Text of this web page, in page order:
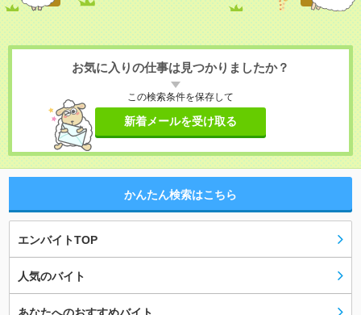
お気に入りの仕事は見つかりましたか？
この検索条件を保存して
新着メールを受け取る
かんたん検索はこちら
エンバイトTOP
人気のバイト